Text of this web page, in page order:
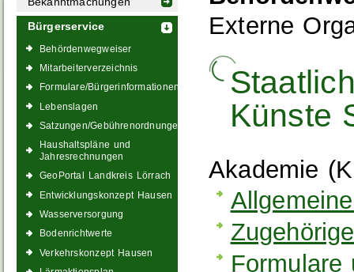
Bürgerservice
Behördenwegweiser
Mitarbeiterverzeichnis
Formulare/Bürgerinformationen
Lebenslagen
Satzungen/Gebührenordnungen
Haushaltspläne und
Jahresrechnungen
GeoPortal Landkreis Lörrach
Entwicklungskonzept Hausen
Wasserversorgung
Bodenrichtwerte
Verkehrskonzept Hausen
Externe
Künste
Akademie
Formulare